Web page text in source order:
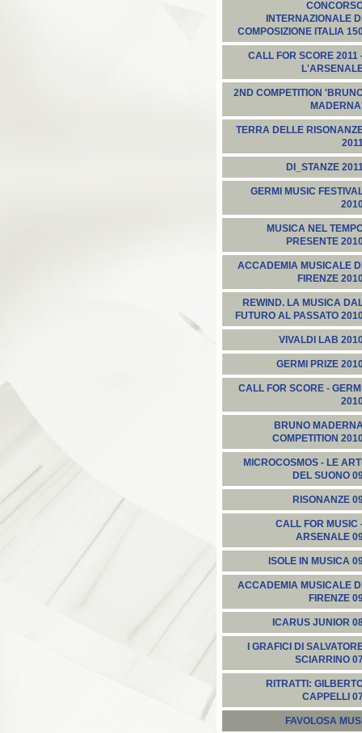
INTERNAZIONALE DI
COMPOSIZIONE ITALIA
CALL FOR SCORE 2011
2ND COMPETITION
TERRA DELLE
2011
DI_STANZE 2011
GERMI MUSIC
MUSICA NEL
PRESENTE
ACCADEMIA MUSICALE DI
FIRENZE
REWIND. LA MUSICA
FUTURO AL PASSATO
VIVALDI LAB
GERMI PRIZE
CALL FOR SCORE - GERMI
BRUNO MADERNA
COMPETITION
MICROCOSMOS - LE ARTI
DEL SUONO
RISONANZE
CALL FOR MUSIC
ARSENALE
ISOLE IN MUSICA
ACCADEMIA MUSICALE DI
FIRENZE
ICARUS JUNIOR
I GRAFICI DI
SCIARRINO 07
RITRATTI:
CAPPELLI 07
FAVOLOSA